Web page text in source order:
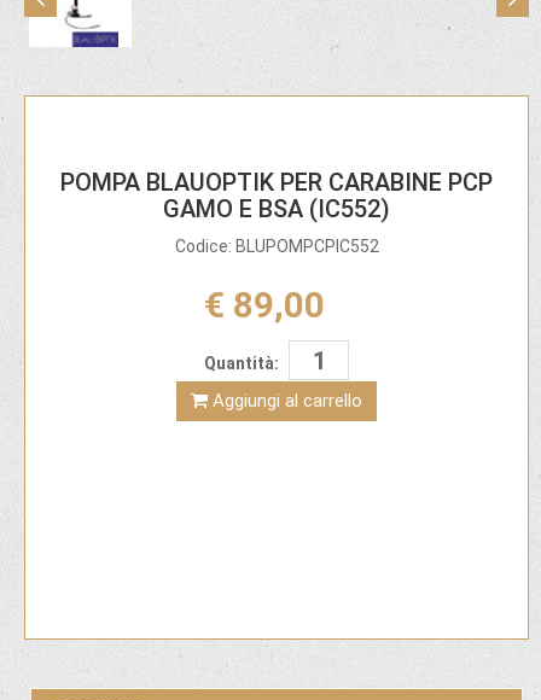
POMPA BLAUOPTIK PER CARABINE PCP
GAMO E BSA (IC552)
Codice: BLUPOMPCPIC552
€ 89,00
Quantità:
Aggiungi al carrello